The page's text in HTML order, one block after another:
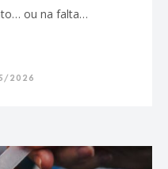
ou na falta…
2026